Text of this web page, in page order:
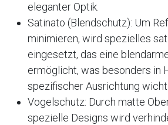
eleganter Optik.
Satinato (Blendschutz): Um
minimieren, wird spezielles
eingesetzt, das eine
ermöglicht, was besonders in
spezifischer Ausrichtung
Vogelschutz: Durch matte
spezielle Designs wird